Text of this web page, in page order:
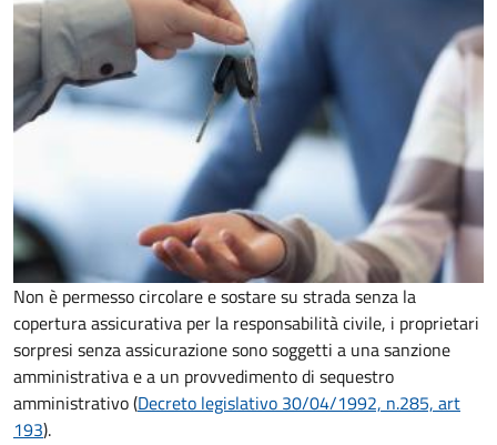
Non è permesso circolare e sostare su strada senza la
copertura assicurativa per la responsabilità civile, i proprietari
sorpresi senza assicurazione sono soggetti a una sanzione
amministrativa e a un provvedimento di sequestro
amministrativo (Decreto legislativo 30/04/1992, n.285, art
193).